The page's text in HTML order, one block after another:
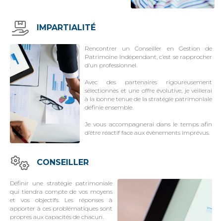
IMPARTIALITÉ
Rencontrer un Conseiller en Gestion de
Patrimoine Indépendant, c’est se rapprocher
d’un professionnel.
Avec des partenaires rigoureusement
sélectionnés et une offre évolutive, je veillerai
à la bonne tenue de la stratégie patrimoniale
définie ensemble.
Je vous accompagnerai dans le temps afin
d’être réactif face aux évènements imprévus.
CONSEILLER
Définir une stratégie patrimoniale
qui tiendra compte de vos moyens
et vos objectifs. Les réponses à
apporter à ces problématiques sont
propres aux capacités de chacun.